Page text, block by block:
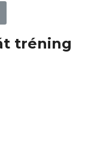
tréning